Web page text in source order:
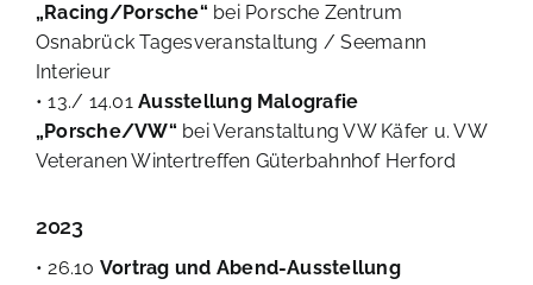
„Racing/Porsche“ bei Porsche Zentrum
Osnabrück Tagesveranstaltung / Seemann
Interieur
• 13./ 14.01Ausstellung Malografie
„Porsche/VW“ bei Veranstaltung VW Käfer u. VW
Veteranen Wintertreffen Güterbahnhof Herford
2023
• 26.10 Vortrag und Abend-Ausstellung